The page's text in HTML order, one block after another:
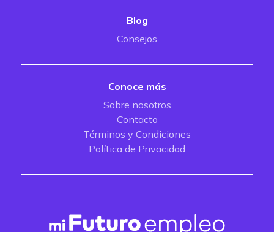
Blog
Consejos
Conoce más
Sobre nosotros
Contacto
Términos y Condiciones
Política de Privacidad